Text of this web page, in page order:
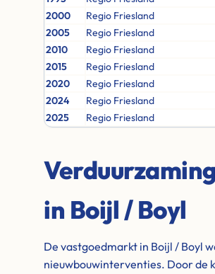
2000
Regio Friesland
2005
Regio Friesland
2010
Regio Friesland
2015
Regio Friesland
2020
Regio Friesland
2024
Regio Friesland
2025
Regio Friesland
in Boijl / Boyl
De vastgoedmarkt in Boijl / Boyl
nieuwbouwinterventies. Door de